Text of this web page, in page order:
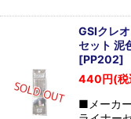
GSIクレ
セット 泥
[PP202]
440円(税
■メーカ